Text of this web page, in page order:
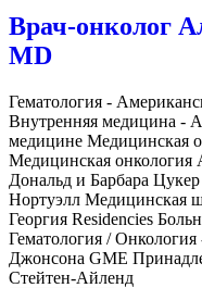
Врач-онколог
MD
Гематология -
Внутренняя медицина -
медицине Медицинская
Медицинская онкология
Дональд и Барбара
Нортуэлл Медицинская
Георгия Residencies
Гематология /
Джонсона GME
Стейтен-Айленд